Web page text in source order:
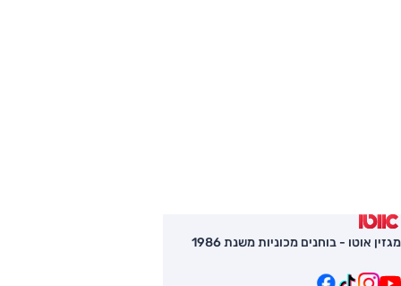
מגזין אוטו - בוחנים מכוניות משנת 1986